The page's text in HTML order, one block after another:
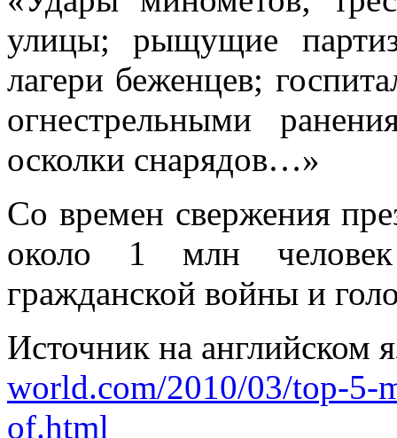
улицы; рыщущие
лагери беженцев;
огнестрельными
осколки снарядов…»
Со времен свержения
около 1 млн
гражданской войны и
Источник на английском
world.com/2010/03/top-5-
of.html